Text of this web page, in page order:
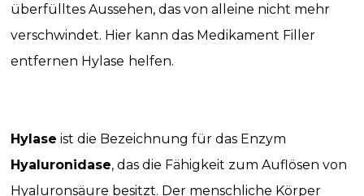
überfülltes Aussehen, das von alleine nicht mehr
verschwindet. Hier kann das Medikament Filler
entfernen Hylase helfen.
Hylase ist die Bezeichnung für das Enzym
Hyaluronidase, das die Fähigkeit zum Auflösen von
Hyaluronsäure besitzt. Der menschliche Körper